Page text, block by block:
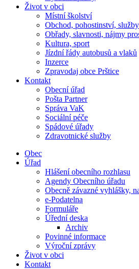
Život v obci
Místní školství
Obchod, pohostinství, služby
Obřady, slavnosti, nájmy
Kultura, sport
Jízdní řády autobusů a vlaků
Inzerce
Zpravodaj obce Prštice
Kontakt
Obecní úřad
Pošta Partner
Správa VaK
Sociální péče
Spádové úřady
Zdravotnické služby
Obec
Úřad
Hlášení obecního rozhlasu
Agendy Obecního úřadu
Obecně závazné vyhlášky,
e-Podatelna
Formuláře
Úřední deska
Archiv
Povinné informace
Výroční zprávy
Život v obci
Kontakt